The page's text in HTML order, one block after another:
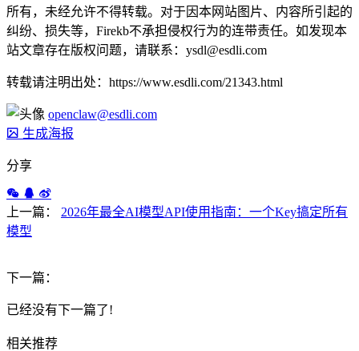
所有，未经允许不得转载。对于因本网站图片、内容所引起的
纠纷、损失等，Firekb不承担侵权行为的连带责任。如发现本
站文章存在版权问题，请联系：ysdl@esdli.com
转载请注明出处：https://www.esdli.com/21343.html
openclaw@esdli.com
生成海报
分享
上一篇：
2026年最全AI模型API使用指南：一个Key搞定所有
模型
下一篇：
已经没有下一篇了!
相关推荐